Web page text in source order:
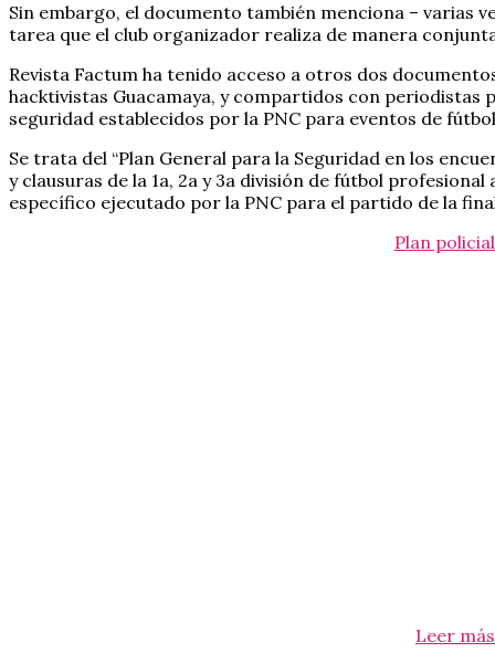
Sin embargo, el documento también menciona – varias
tarea que el club organizador realiza de manera
Revista Factum ha tenido acceso a otros dos
hacktivistas Guacamaya, y compartidos con periodistas
seguridad establecidos por la PNC para eventos de
Se trata del “Plan General para la Seguridad en los
y clausuras de la 1a, 2a y 3a división de fútbol
específico ejecutado por la PNC para el partido de la
Plan
Leer